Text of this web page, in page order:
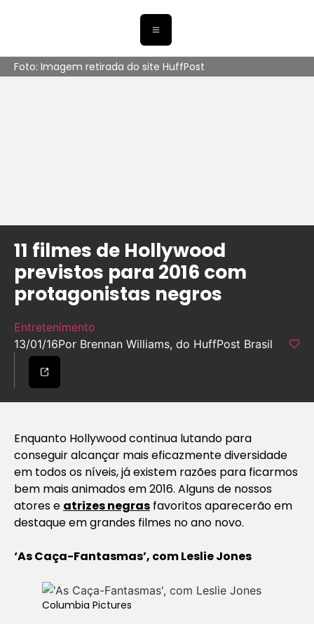
Foto: Imagem retirada do site HuffPost
11 filmes de Hollywood
previstos para 2016 com
protagonistas negros
Entretenimento
13/01/16Por Brennan Williams, do HuffPost Brasil
Enquanto Hollywood continua lutando para
conseguir alcançar mais eficazmente diversidade
em todos os níveis, já existem razões para ficarmos
bem mais animados em 2016. Alguns de nossos
atores e atrizes negras favoritos aparecerão em
destaque em grandes filmes no ano novo.
‘As Caça-Fantasmas’, com Leslie Jones
Columbia Pictures